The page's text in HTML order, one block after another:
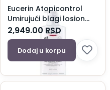
Eucerin Atopicontrol
Umirujući blagi losion
400ml
2,949.00 RSD
Dodaj u korpu